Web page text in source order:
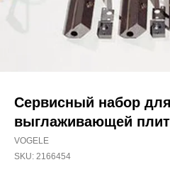
Сервисный набор
выглаживающей
VOGELE
SKU: 2166454